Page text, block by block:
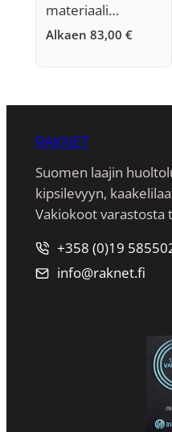
materiaali…
Alkaen 83,00 €
RAKNET
Suomen laajin
kipsilevyyn,
Vakiokoot
+358 (0)19
info@raknet.fi